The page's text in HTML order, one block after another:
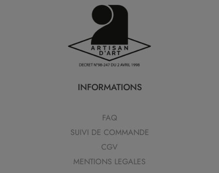
INFORMATIONS
FAQ
SUIVI DE COMMANDE
CGV
MENTIONS LEGALES